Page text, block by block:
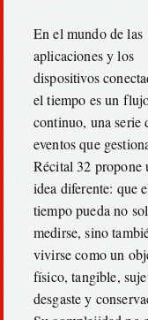
En el mundo de las
aplicaciones y los
dispositivos
el tiempo es un
continuo, una serie
eventos que
Récital 32 propone
idea diferente: que
tiempo pueda no
medirse, sino
vivirse como un
físico, tangible,
desgaste y